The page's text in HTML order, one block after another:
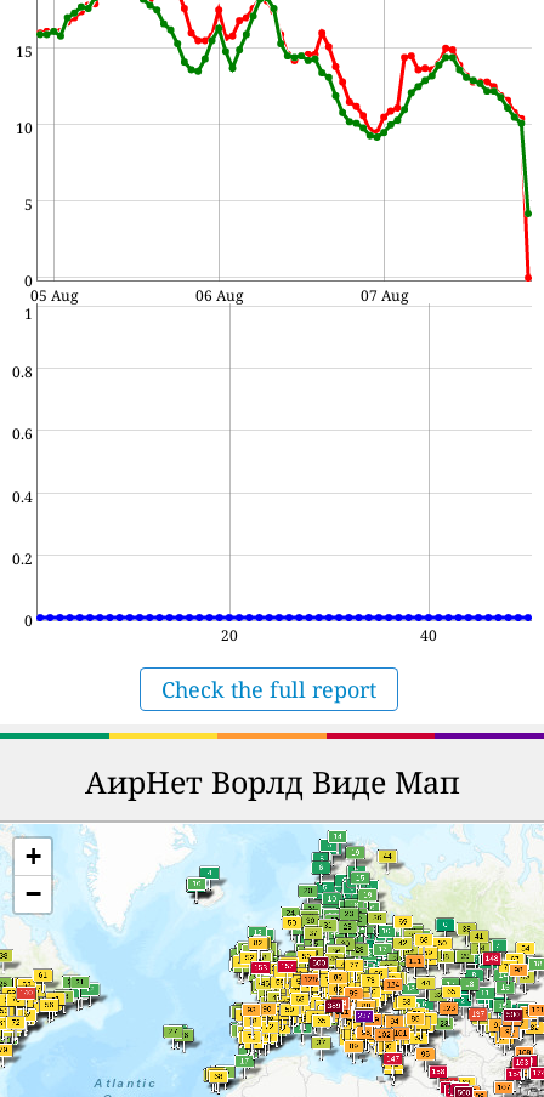
0
5
10
15
05 Aug 06 Aug 07 Aug
0
0.2
0.4
0.6
0.8
1
20 40
Check the full report
АирНет Ворлд Виде Мап
+
−